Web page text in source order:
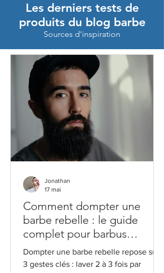
Les derniers tests de
produits du blog barbe
Sources d'inspiration
Comment dompter une
barbe rebelle : le guide
complet pour barbus
indisciplinés
Dompter une barbe rebelle repose sur
3 gestes clés : laver 2 à 3 fois par
Jonathan
17 mai